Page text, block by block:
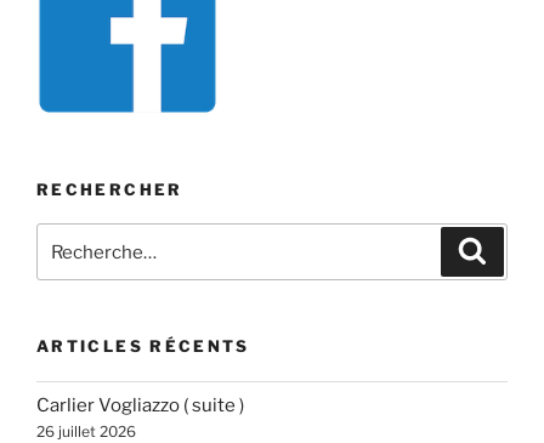
RECHERCHER
pour
ARTICLES RÉCENTS
Carlier Vogliazzo ( suite )
26 juillet 2026